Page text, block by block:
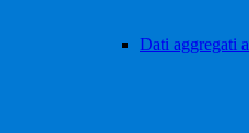
Dati aggregati